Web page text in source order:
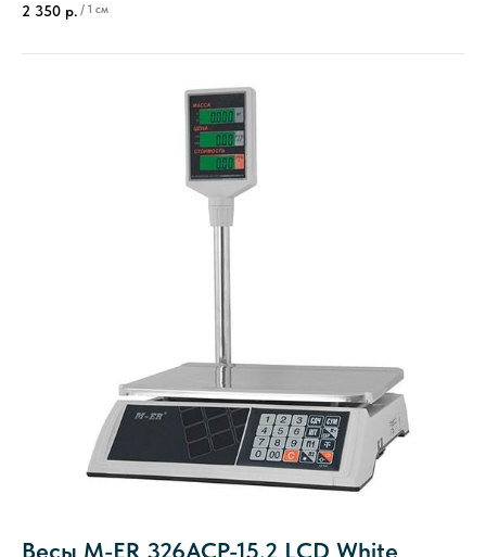
2 350 р. / 1 см
Весы M-ER 326ACP-15.2 LCD White